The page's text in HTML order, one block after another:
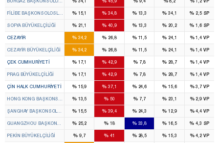
FILIBE BAŞKONSOLOSLUĞU %15,1 % 34,8 %13,3 % 34,1 % 2,5 SP
SOFYA BÜYÜKELÇILIĞI %21,1 % 40,9 %13,3 % 20,2 % 1,6 SP
CEZAYIR %34,2 % 26,8 %11,5 % 24,1 %1,4VP
CEZAYIR BÜYÜKELÇILIĞI %34,2 % 26,8 %11,5 % 24,1 %1,4VP
ÇEK CUMHURIYETI %17,1 % 42,9 % 7,8 % 28,7 %1,4VP
PRAG BÜYÜKELÇILIĞI %17,1 % 42,9 % 7,8 % 28,7 %1,4VP
ÇIN HALK CUMHURIYETI %15,9 % 37,1 %24,6 % 15,6 %3,7VP
HONG KONG BAŞKONSOLOSLUĞU
%13,5 % 50 % 7,7 % 23,1 %2,9VP
ŞANGHAY BAŞKONSOLOSLUĞU
%15,5 % 39,4 %24,3 % 12,9 %4,4VP
GUANGZHOU BAŞKONSOLOSLUĞU
%25,2 % 18 %33,8 % 16,5 % 4,3 SP
PEKIN BÜYÜKELÇILIĞI % 9,7 % 41 %28,5 % 15,3 %4,2VP